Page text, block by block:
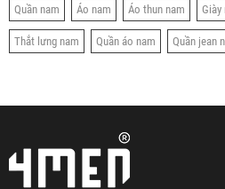
Quần nam Áo nam Áo thun nam Giày
Thắt lưng nam Quần áo nam Quần jean